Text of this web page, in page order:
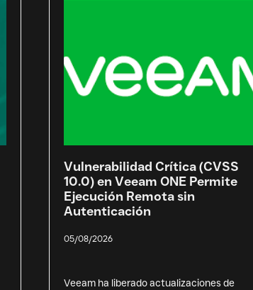
Vulnerabilidad Crítica (CVSS
10.0) en Veeam ONE Permite
Ejecución Remota sin
Autenticación
05/08/2026
Veeam ha liberado actualizaciones de